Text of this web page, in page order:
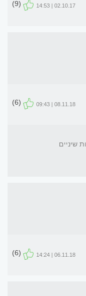
02.10.17 | 14:53
(9)
08.11.18 | 09:43
(6)
06.11.18 | 14:24
(6)